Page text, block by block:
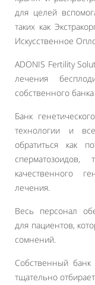
для целей
таких как
Искусственное
ADONIS Fertility
лечения
собственного
Банк
технологии и
обратиться как
качественного
лечения.
Весь персонал
для пациентов,
сомнений.
Собственный банк
тщательно